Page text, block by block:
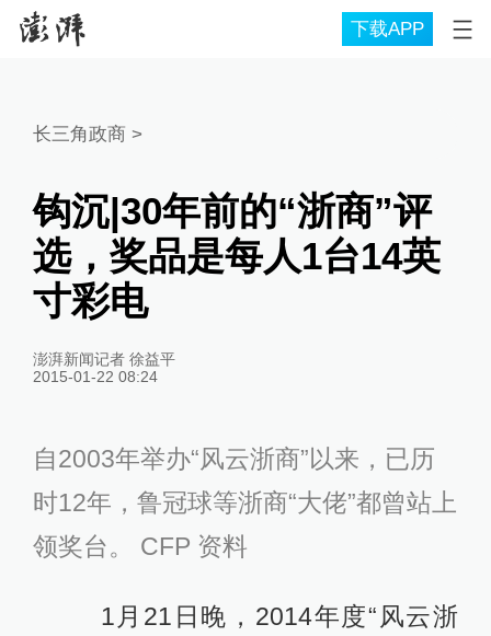
下载APP
长三角政商 >
钩沉|30年前的“浙商”评
选，奖品是每人1台14英
寸彩电
澎湃新闻记者 徐益平
2015-01-22 08:24
自2003年举办“风云浙商”以来，已历
时12年，鲁冠球等浙商“大佬”都曾站上
领奖台。 CFP 资料
1月21日晚，2014年度“风云浙